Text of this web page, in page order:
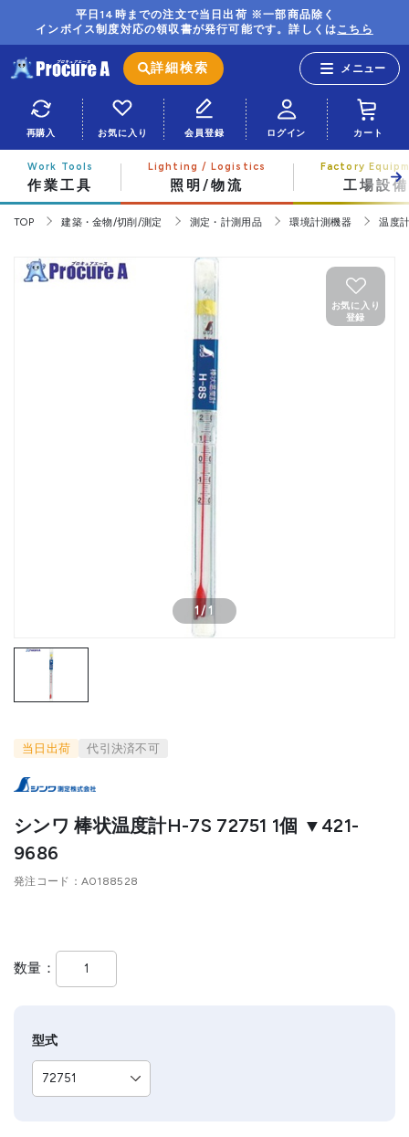
平日14時までの注文で当日出荷 ※一部商品除く
インボイス制度対応の領収書が発行可能です。詳しくはこちら
詳細検索
再購入 お気に入り 会員登録 ログイン カート
作業工具 照明/物流 工場設備
TOP 建築・金物/切削/測定 測定・計測用品 環境計測機器 温度
1/1
お気に入り
登録
当日出荷 代引決済不可
シンワ 棒状温度計H-7S 72751 1個 ▼421-
9686
発注コード A0188528
数量
型式